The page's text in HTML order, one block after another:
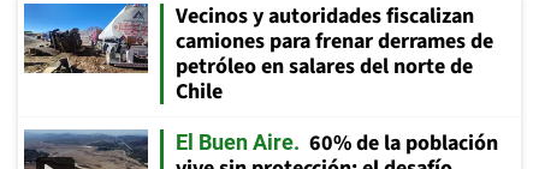
Vecinos y autoridades fiscalizan
camiones para frenar derrames de
petróleo en salares del norte de
Chile
El Buen Aire
60% de la población